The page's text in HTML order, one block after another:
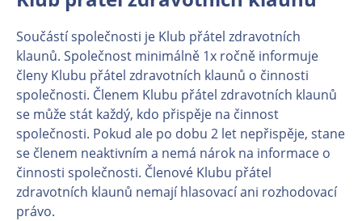
Součástí společnosti je Klub přátel zdravotních
klaunů. Společnost minimálně 1x ročně informuje
členy Klubu přátel zdravotních klaunů o činnosti
společnosti. Členem Klubu přátel zdravotních klaunů
se může stát každý, kdo přispěje na činnost
společnosti. Pokud ale po dobu 2 let nepřispěje, stane
se členem neaktivním a nemá nárok na informace o
činnosti společnosti. Členové Klubu přátel
zdravotních klaunů nemají hlasovací ani rozhodovací
právo.